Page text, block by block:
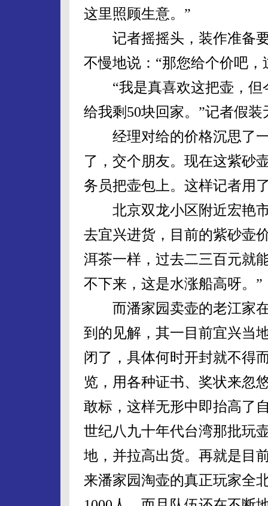
这里照顾生意。”
记者摇摇头，装作准备要
不慢地说：“那您给个价吧
“我是真喜欢这把壶，但
给我剩50块回家。”记者假
经理对给的价格沉思了一
了，交个朋友。现在这紫砂
务员把壶包上。这样记者用
北京双龙小区附近宏艳市
去宜兴进货，目前的紫砂壶
洱茶一样，过去二三百元就
不下来，这是水涨船高呀。”
而潘家园卖壶的老江家在
到的见解，其一目前宜兴当
闭了，具体何时开封就不得
览，用各种证书、奖状来忽
敢标，这样无形中即抬高了
世纪八九十年代台湾那批玩
地，并拉高出货。再就是目
来潘家园淘壶的真正玩家全